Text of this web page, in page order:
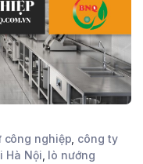
công nghiệp công ty
Hà Nội lò nướng